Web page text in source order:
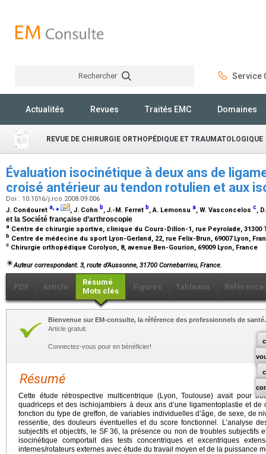
Rechercher Service
Actualités Revues Traités EMC Domaines
REVUE DE CHIRURGIE ORTHOPÉDIQUE ET TRAUMATOLOGIQUE
Évaluation isocinétique à deux ans de
croisé antérieur au tendon rotulien et aux
Doi : 10.1016/j.rco.2008.09.006
J. Condouret a,⁎ , J. Cohn b, J.-M. Ferret b, A. Lemonsu a, W. Vasconcelos c,
et la Société française d’arthroscopie
a Centre de chirurgie sportive, clinique du Cours-Dillon-1, rue Peyrolade, 31300
b Centre de médecine du sport Lyon-Gerland, 22, rue Felix-Brun, 69007 Lyon,
c Chirurgie orthopédique Corolyon, 8, avenue Ben-Gourion, 69009 Lyon, France
Auteur correspondant. 3, route d’Aussonne, 31700 Cornebarrieu, France.
PDF Article
Résumé
Mots clés
Figures Tableaux
Bienvenue sur EM-consulte, la référence des professionnels de santé.
Article gratuit.
Connectez-vous pour en bénéficier!
Résumé
Cette étude rétrospective multicentrique (Lyon, Toulouse) avait pour
quadriceps et des ischiojambiers à deux ans d’une ligamentoplastie et
fonction du type de greffon, de variables individuelles d’âge, de sexe, de
ressentie, des douleurs éventuelles et du score fonctionnel. L’analyse
subjectifs et objectifs, le SF 36, la présence ou non de troubles subjectifs
isocinétique comportait des tests concentriques et excentriques
internes/rotateurs externes avec étude du travail moyen et de la puissance